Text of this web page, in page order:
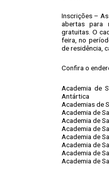
Inscrições –
abertas para
gratuitas. O
feira, no
de residência,
Confira o
Academia de
Antártica
Academias de
Academia de
Academia de
Academia de
Academia de
Academia de
Academia de
Academia de